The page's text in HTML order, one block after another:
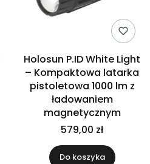
Holosun P.ID White Light
– Kompaktowa latarka
pistoletowa 1000 lm z
ładowaniem
magnetycznym
579,00 zł
Do koszyka